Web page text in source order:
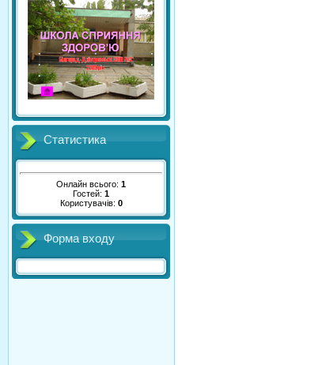
Статистика
Онлайн всього: 1
Гостей: 1
Користувачів: 0
Форма входу